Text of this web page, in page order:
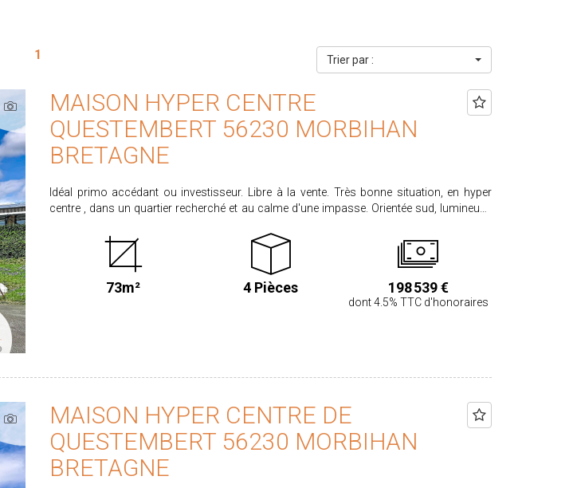
1 Trier par :
MAISON HYPER CENTRE
QUESTEMBERT 56230 MORBIHAN
BRETAGNE
Idéal primo accédant ou investisseur. Libre à la vente. Très bonne situation, en hyper
centre , dans un quartier recherché et au calme d'une impasse. Orientée sud, lumineuse
salon/séjour donnant sur une cuisine, d'un wc indépendant, d'une salle de bains , d'un
garage avec grenier et d'une buanderie chaufferie. A l'étage, un dégagement, 3 chambres
et un wc indépendant. L'ensemble sur un terrain clos de 308 m². PRIX HAI : 198.539 €.
Honoraires partagés entre vendeur et acquéreur. Honoraires acquéreur 4,5% TTC
73m² 4 Pièces 198 539 €
dont 4.5% TTC d'honoraires
MAISON HYPER CENTRE DE
QUESTEMBERT 56230 MORBIHAN
BRETAGNE